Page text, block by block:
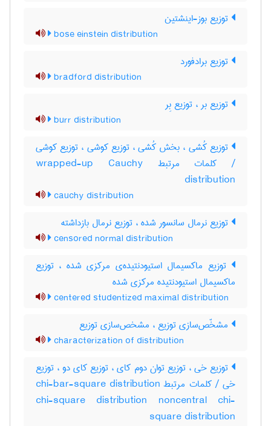
توزیع بوز-اینشتین
bose einstein distribution
توزیع برادفورد
bradford distribution
توزیع بر ، توزیع بِر
burr distribution
توزیع کُشی ، بخش کُشی ، توزیع کوشی ، توزیع کوشی
/ کلمات مرتبط wrapped-up Cauchy
distribution
cauchy distribution
توزیع نرمال سانسور شده ، توزیع نرمال بازداشته
censored normal distribution
توزیع ماکسیمال استیودنتیده‌ی مرکزی شده ، توزیع
ماکسیمال استیودنتیده مرکزی شده
centered studentized maximal distribution
مشخّص‌سازی توزیع ، مشخص‌سازی توزیع
characterization of distribution
توزیع خی ، توزیع توان دوم کای ، توزیع کای دو ، توزیع
خی / کلمات مرتبط chi-bar-square distribution
chi-square distribution noncentral chi-
square distribution